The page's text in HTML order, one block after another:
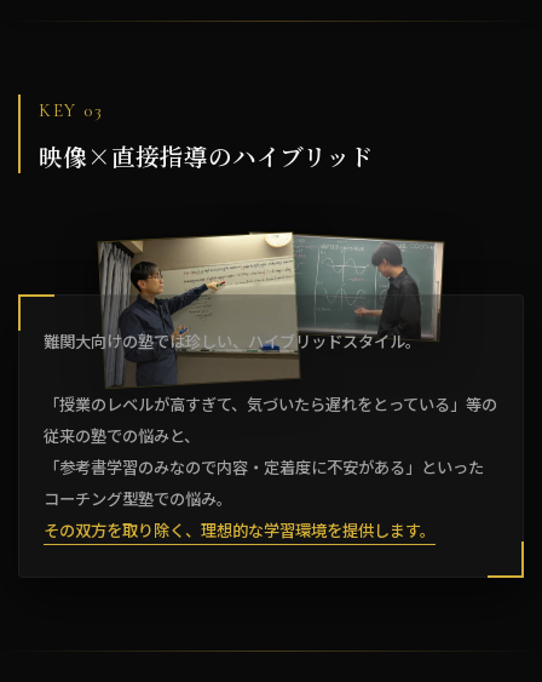
KEY 03
映像×直接指導のハイブリッド
難関大向けの塾では珍しい、ハイブリッドスタイル。
「授業のレベルが高すぎて、気づいたら遅れをとっている」等の
従来の塾での悩みと、
「参考書学習のみなので内容・定着度に不安がある」といった
コーチング型塾での悩み。
その双方を取り除く、理想的な学習環境を提供します。